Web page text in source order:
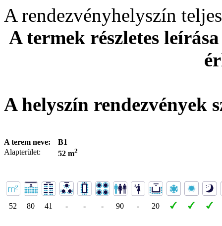
A rendezvényhelyszín
A termek részletes
A helyszín rendezvények
A terem neve:
B1
Alapterület:
52 m2
52 80 41 - - - 90 - 20